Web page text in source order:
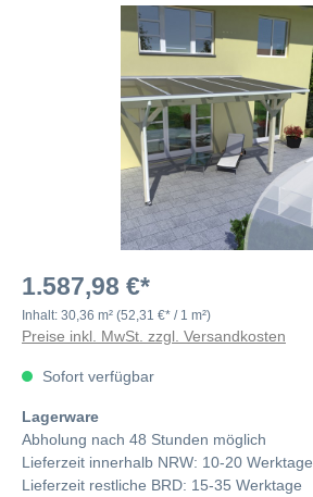
1.587,98 €*
Inhalt: 30,36 m² (52,31 €* / 1 m²)
Preise inkl. MwSt. zzgl. Versandkosten
Sofort verfügbar
Lagerware
Abholung nach 48 Stunden möglich
Lieferzeit innerhalb NRW: 10-20 Werktage
Lieferzeit restliche BRD: 15-35 Werktage